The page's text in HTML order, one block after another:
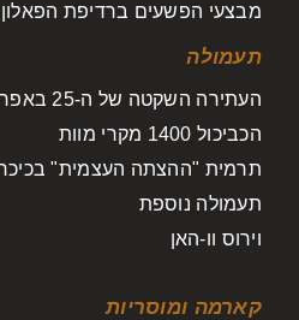
מבצעי הפשעים ברדיפת הפאלון
תעמולה
העתירה השקטה של ה-25 באפריל
הכביכול 1400 מקרי מוות
תרמית "ההצתה העצמית" בכיכר
תעמולה נוספת
וירוס וו-האן
קארמה ומוסריות